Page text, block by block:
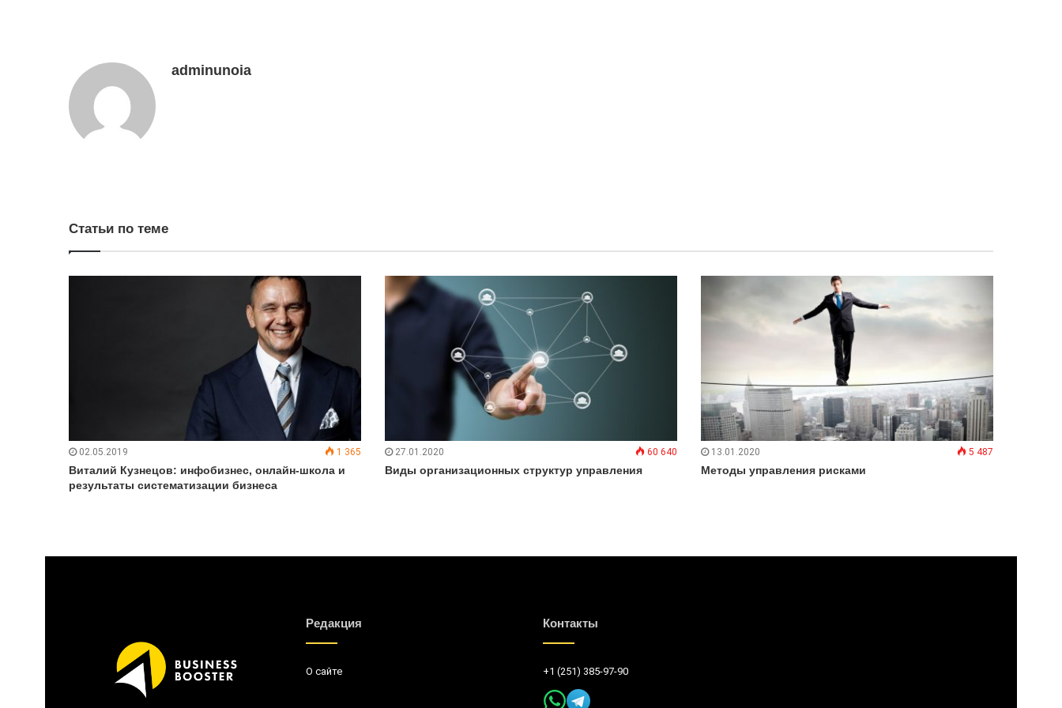
adminunoia
Статьи по теме
02.05.2019 1 365
Виталий Кузнецов: инфобизнес, онлайн-школа и
результаты систематизации бизнеса
27.01.2020 60 640
Виды организационных структур управления
13.01.2020 5 487
Методы управления рисками
Редакция
О сайте
Контакты
+1 (251) 385-97-90